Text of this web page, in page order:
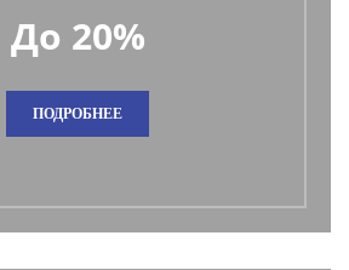
До 20%
ПОДРОБНЕЕ